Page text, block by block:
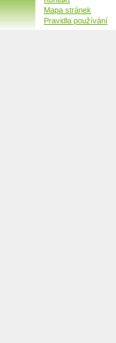
Mapa stránek
Pravidla používání